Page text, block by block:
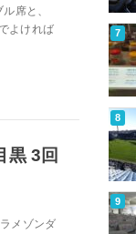
席と、
よければ
黒 3回
メゾンダ